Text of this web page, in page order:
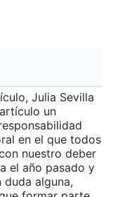
Julia Sevilla
un
en el que todos
nuestro deber
el año pasado y
alguna,